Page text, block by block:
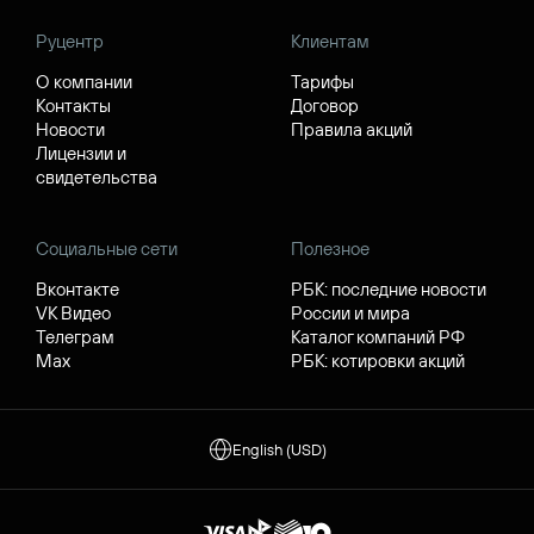
Руцентр
О компании
Контакты
Новости
Лицензии и
свидетельства
Клиентам
Тарифы
Договор
Правила акций
Социальные сети
Вконтакте
VK Видео
Телеграм
Max
Полезное
РБК: последние новости
России и мира
Каталог компаний РФ
РБК: котировки акций
English (USD)